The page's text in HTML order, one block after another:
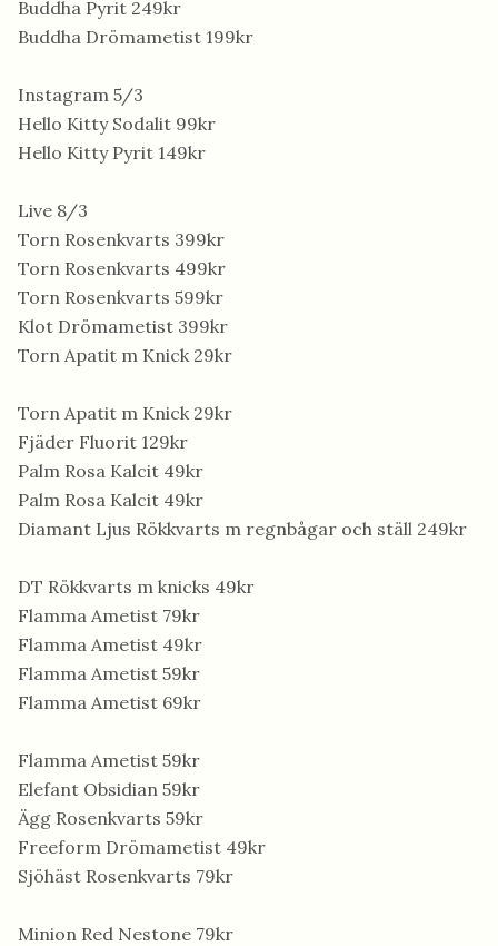
Buddha Pyrit 249kr
Buddha Drömametist 199kr
Instagram 5/3
Hello Kitty Sodalit 99kr
Hello Kitty Pyrit 149kr
Live 8/3
Torn Rosenkvarts 399kr
Torn Rosenkvarts 499kr
Torn Rosenkvarts 599kr
Klot Drömametist 399kr
Torn Apatit m Knick 29kr
Torn Apatit m Knick 29kr
Fjäder Fluorit 129kr
Palm Rosa Kalcit 49kr
Palm Rosa Kalcit 49kr
Diamant Ljus Rökkvarts m regnbågar och ställ 249kr
DT Rökkvarts m knicks 49kr
Flamma Ametist 79kr
Flamma Ametist 49kr
Flamma Ametist 59kr
Flamma Ametist 69kr
Flamma Ametist 59kr
Elefant Obsidian 59kr
Ägg Rosenkvarts 59kr
Freeform Drömametist 49kr
Sjöhäst Rosenkvarts 79kr
Minion Red Nestone 79kr